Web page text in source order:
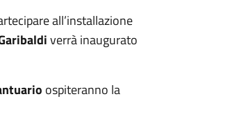
all’installazione
verrà inaugurato
ospiteranno la